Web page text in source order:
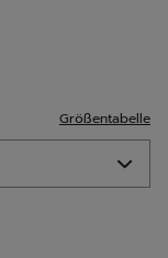
Größentabelle